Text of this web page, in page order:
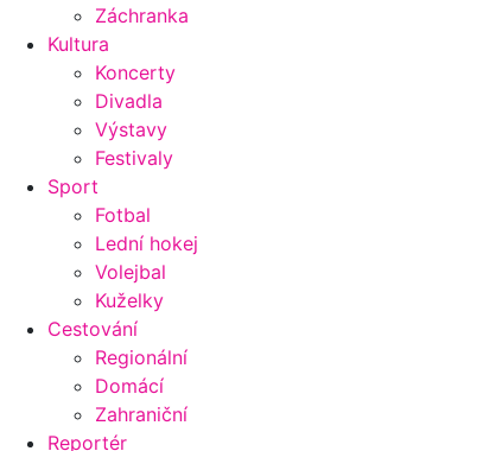
Záchranka
Kultura
Koncerty
Divadla
Výstavy
Festivaly
Sport
Fotbal
Lední hokej
Volejbal
Kuželky
Cestování
Regionální
Domácí
Zahraniční
Reportér